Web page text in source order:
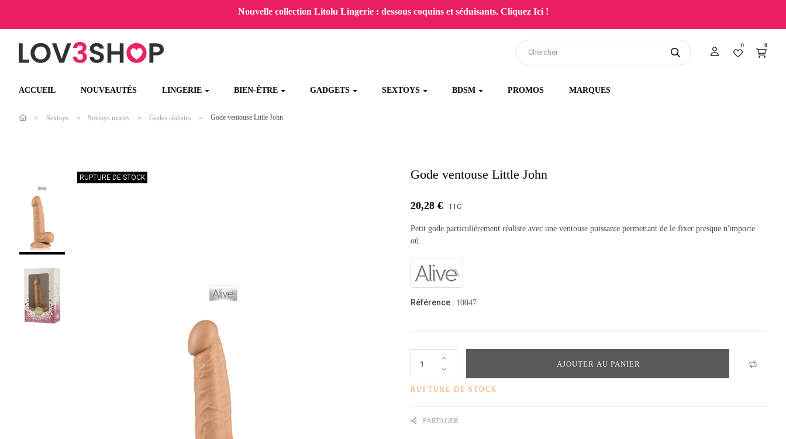
Nouvelle collection Litolu Lingerie : dessous coquins et séduisants. Cliquez Ici !
0 0
ACCUEIL NOUVEAUTÉS LINGERIE BIEN-ÊTRE GADGETS SEXTOYS BDSM PROMOS MARQUES
Sextoys Sextoys mixtes Godes réalistes Gode ventouse Little John
RUPTURE DE STOCK Gode ventouse Little John
20,28 € TTC
Petit gode particulièrement réaliste avec une ventouse puissante permettant de le fixer presque n'importe
où.
Référence : 10047
AJOUTER AU PANIER
RUPTURE DE STOCK
PARTAGER